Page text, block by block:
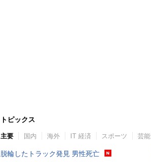
トピックス
主要 国内 海外 IT 経済 スポーツ 芸能
脱輪したトラック発見 男性死亡